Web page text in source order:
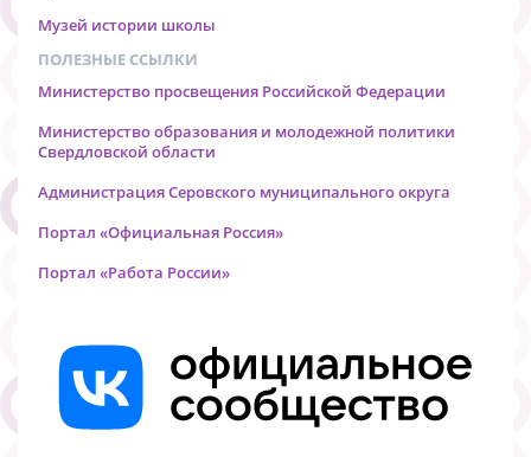
Музей истории школы
ПОЛЕЗНЫЕ ССЫЛКИ
Министерство просвещения Российской Федерации
Министерство образования и молодежной политики
Свердловской области
Администрация Серовского муниципального округа
Портал «Официальная Россия»
Портал «Работа России»